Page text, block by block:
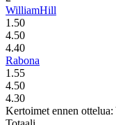
WilliamHill
1.50
4.50
4.40
Rabona
1.55
4.50
4.30
Kertoimet ennen